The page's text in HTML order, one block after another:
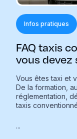
Infos pratiques
FAQ taxis
vous devez
Vous êtes taxi et
De la formation,
réglementation,
taxis
...